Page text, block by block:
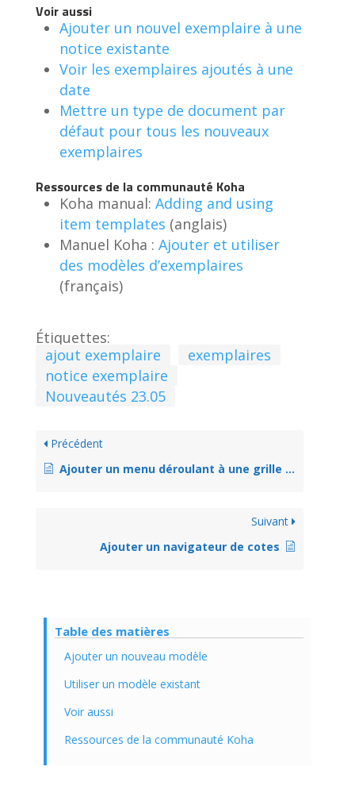
Voir aussi
Ajouter un nouvel exemplaire à une
notice existante
Voir les exemplaires ajoutés à une
date
Mettre un type de document par
défaut pour tous les nouveaux
exemplaires
Ressources de la communauté Koha
Koha manual: Adding and using
item templates (anglais)
Manuel Koha : Ajouter et utiliser
des modèles d’exemplaires
(français)
Étiquettes:
ajout exemplaire
exemplaires
notice exemplaire
Nouveautés 23.05
Précédent
Ajouter un menu déroulant à une grille de catalogage
Suivant
Ajouter un navigateur de cotes
Table des matières
Ajouter un nouveau modèle
Utiliser un modèle existant
Voir aussi
Ressources de la communauté Koha